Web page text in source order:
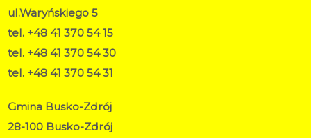
ul.Waryńskiego 5
tel. +48 41 370 54 15
tel. +48 41 370 54 30
tel. +48 41 370 54 31
Gmina Busko-Zdrój
28-100 Busko-Zdrój